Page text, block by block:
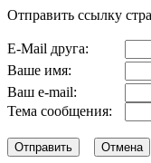
Отправить ссылку
E-Mail друга:
Ваше имя:
Ваш e-mail:
Тема сообщения: